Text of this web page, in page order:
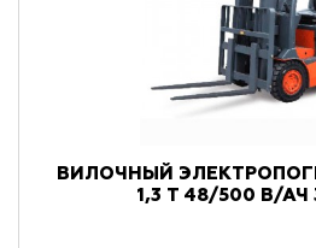
ВИЛОЧНЫЙ
1,3 Т 48/500 В/АЧ